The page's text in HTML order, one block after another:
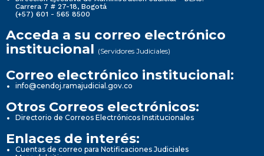
Carrera 7 # 27-18, Bogotá
(+57) 601 - 565 8500
Acceda a su correo electrónico
institucional (Servidores Judiciales)
Correo electrónico institucional:
info@cendoj.ramajudicial.gov.co
Otros Correos electrónicos:
Directorio de Correos Electrónicos Institucionales
Enlaces de interés:
Cuentas de correo para Notificaciones Judiciales